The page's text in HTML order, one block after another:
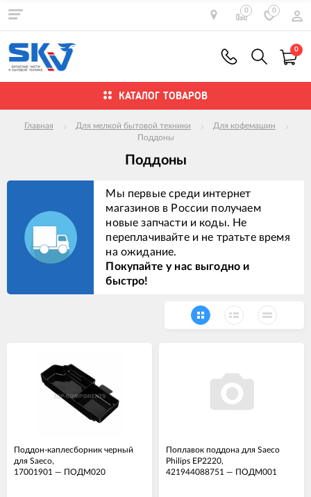
0 0
0
КАТАЛОГ ТОВАРОВ
Главная Для мелкой бытовой техники
Для кофемашин
Поддоны
Поддоны
Мы первые среди интернет
магазинов в России получаем
новые запчасти и коды. Не
переплачивайте и не тратьте время
на ожидание.
Покупайте у нас выгодно и
быстро!
Поддон-каплесборник черный
для Saeco,
17001901 — ПОДМ020
Поплавок поддона для Saeco
Philips EP2220,
421944088751 — ПОДМ001